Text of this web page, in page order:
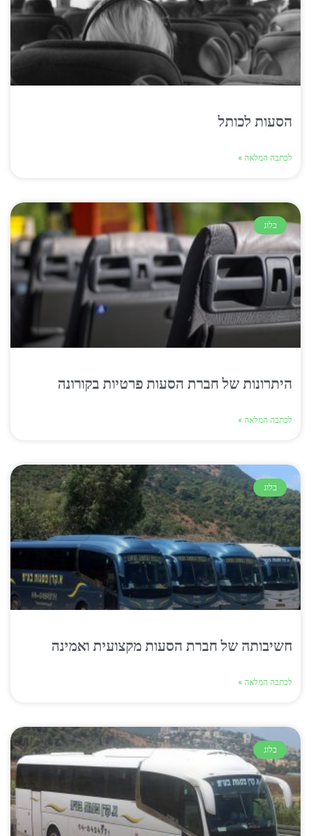
הסעות לכותל
לכתבה המלאה »
בלוג
היתרונות של חברת הסעות פרטיות בקורונה
לכתבה המלאה »
בלוג
חשיבותה של חברת הסעות מקצועית ואמינה
לכתבה המלאה »
בלוג